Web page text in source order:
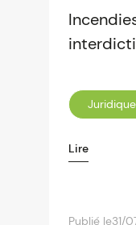
Juridique
Lire
Publié le31/